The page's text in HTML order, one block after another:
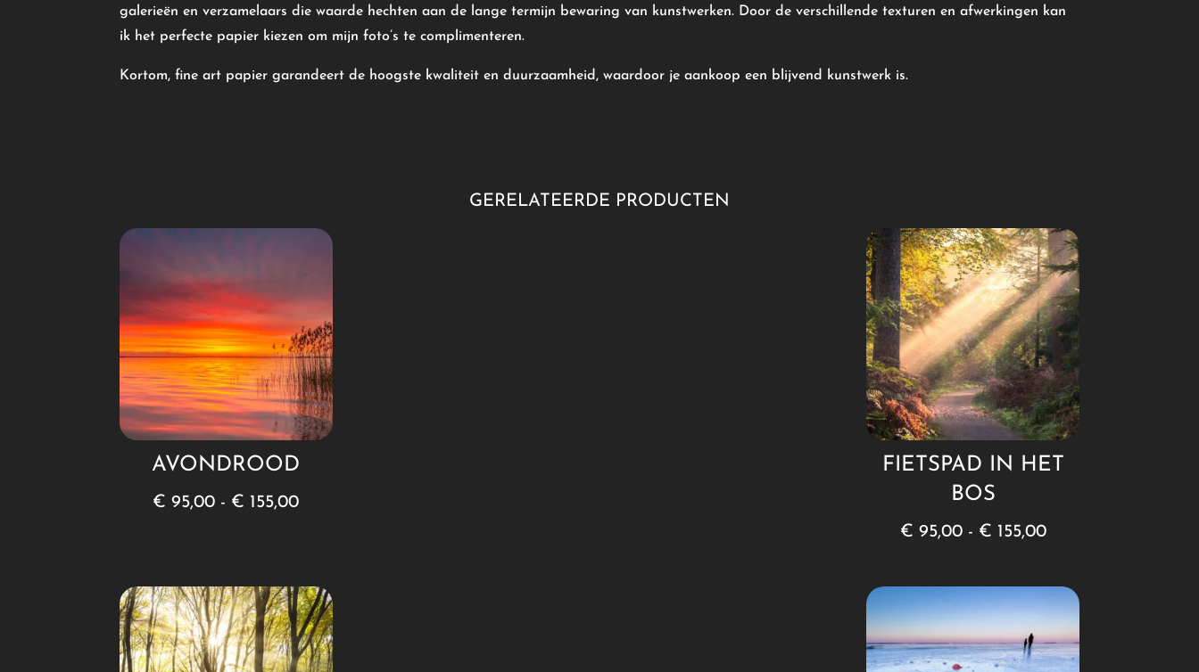
galerieën en verzamelaars die waarde hechten aan de lange termijn bewaring van kunstwerken. Door de verschillende texturen en afwerkingen kan
ik het perfecte papier kiezen om mijn foto’s te complimenteren.
Kortom, fine art papier garandeert de hoogste kwaliteit en duurzaamheid, waardoor je aankoop een blijvend kunstwerk is.
GERELATEERDE PRODUCTEN
AVONDROOD
€ 95,00 - € 155,00Prijsklasse:
FIETSPAD IN HET
BOS
€ 95,00 - € 155,00Prijsklasse:
€ 155,00